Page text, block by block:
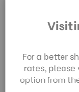
zu.
For a better
rates, please
option from